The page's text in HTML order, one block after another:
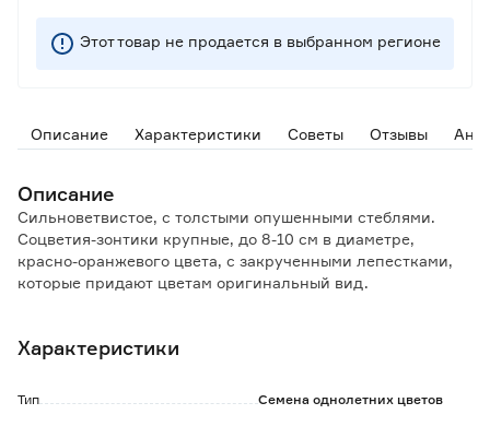
Этот товар не продается в выбранном регионе
Описание Характеристики Советы Отзывы
Описание
Сильноветвистое, с толстыми опушенными стеблями.
Соцветия-зонтики крупные, до 8-10 см в диаметре,
красно-оранжевого цвета, с закрученными лепестками,
которые придают цветам оригинальный вид.
Хороша для оформления клумб, бордюров, рабаток, а
Характеристики
Тип Семена однолетних цветов